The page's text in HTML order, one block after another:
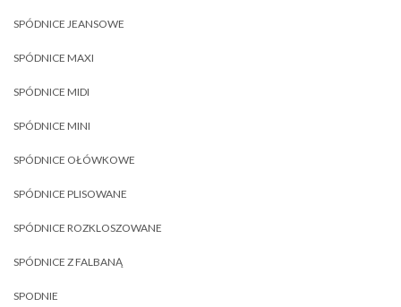
SPÓDNICE JEANSOWE
SPÓDNICE MAXI
SPÓDNICE MIDI
SPÓDNICE MINI
SPÓDNICE OŁÓWKOWE
SPÓDNICE PLISOWANE
SPÓDNICE ROZKLOSZOWANE
SPÓDNICE Z FALBANĄ
SPODNIE